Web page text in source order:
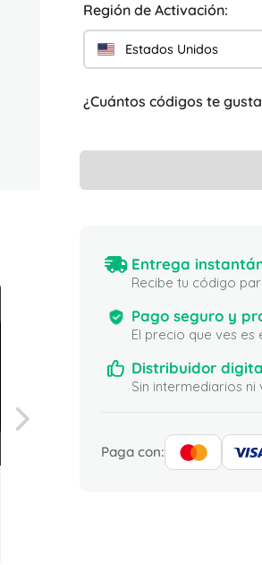
Región de Activación:
Estados Unidos
¿Cuántos códigos te
Entrega
Recibe tu código
Pago seguro y
El precio que ves
Distribuidor
Sin intermediarios
Paga con: